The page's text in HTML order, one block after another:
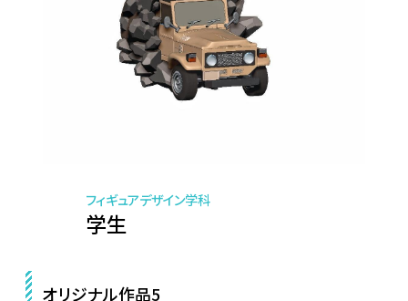
フィギュアデザイン学科
学生
オリジナル作品5